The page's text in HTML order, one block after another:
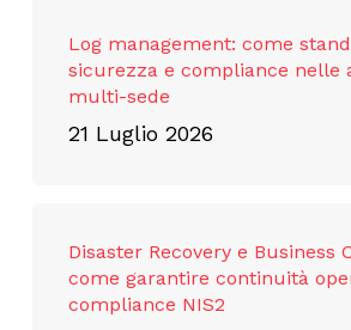
Log management: come
sicurezza e compliance nelle
multi-sede
21 Luglio 2026
Disaster Recovery e Business
come garantire continuità
compliance NIS2